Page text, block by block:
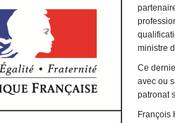
ministre
Ce
avec ou
patronat
François